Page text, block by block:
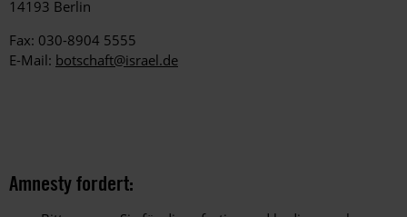
14193 Berlin
Fax: 030-8904 5555
E-Mail: botschaft@israel.de
Amnesty fordert: